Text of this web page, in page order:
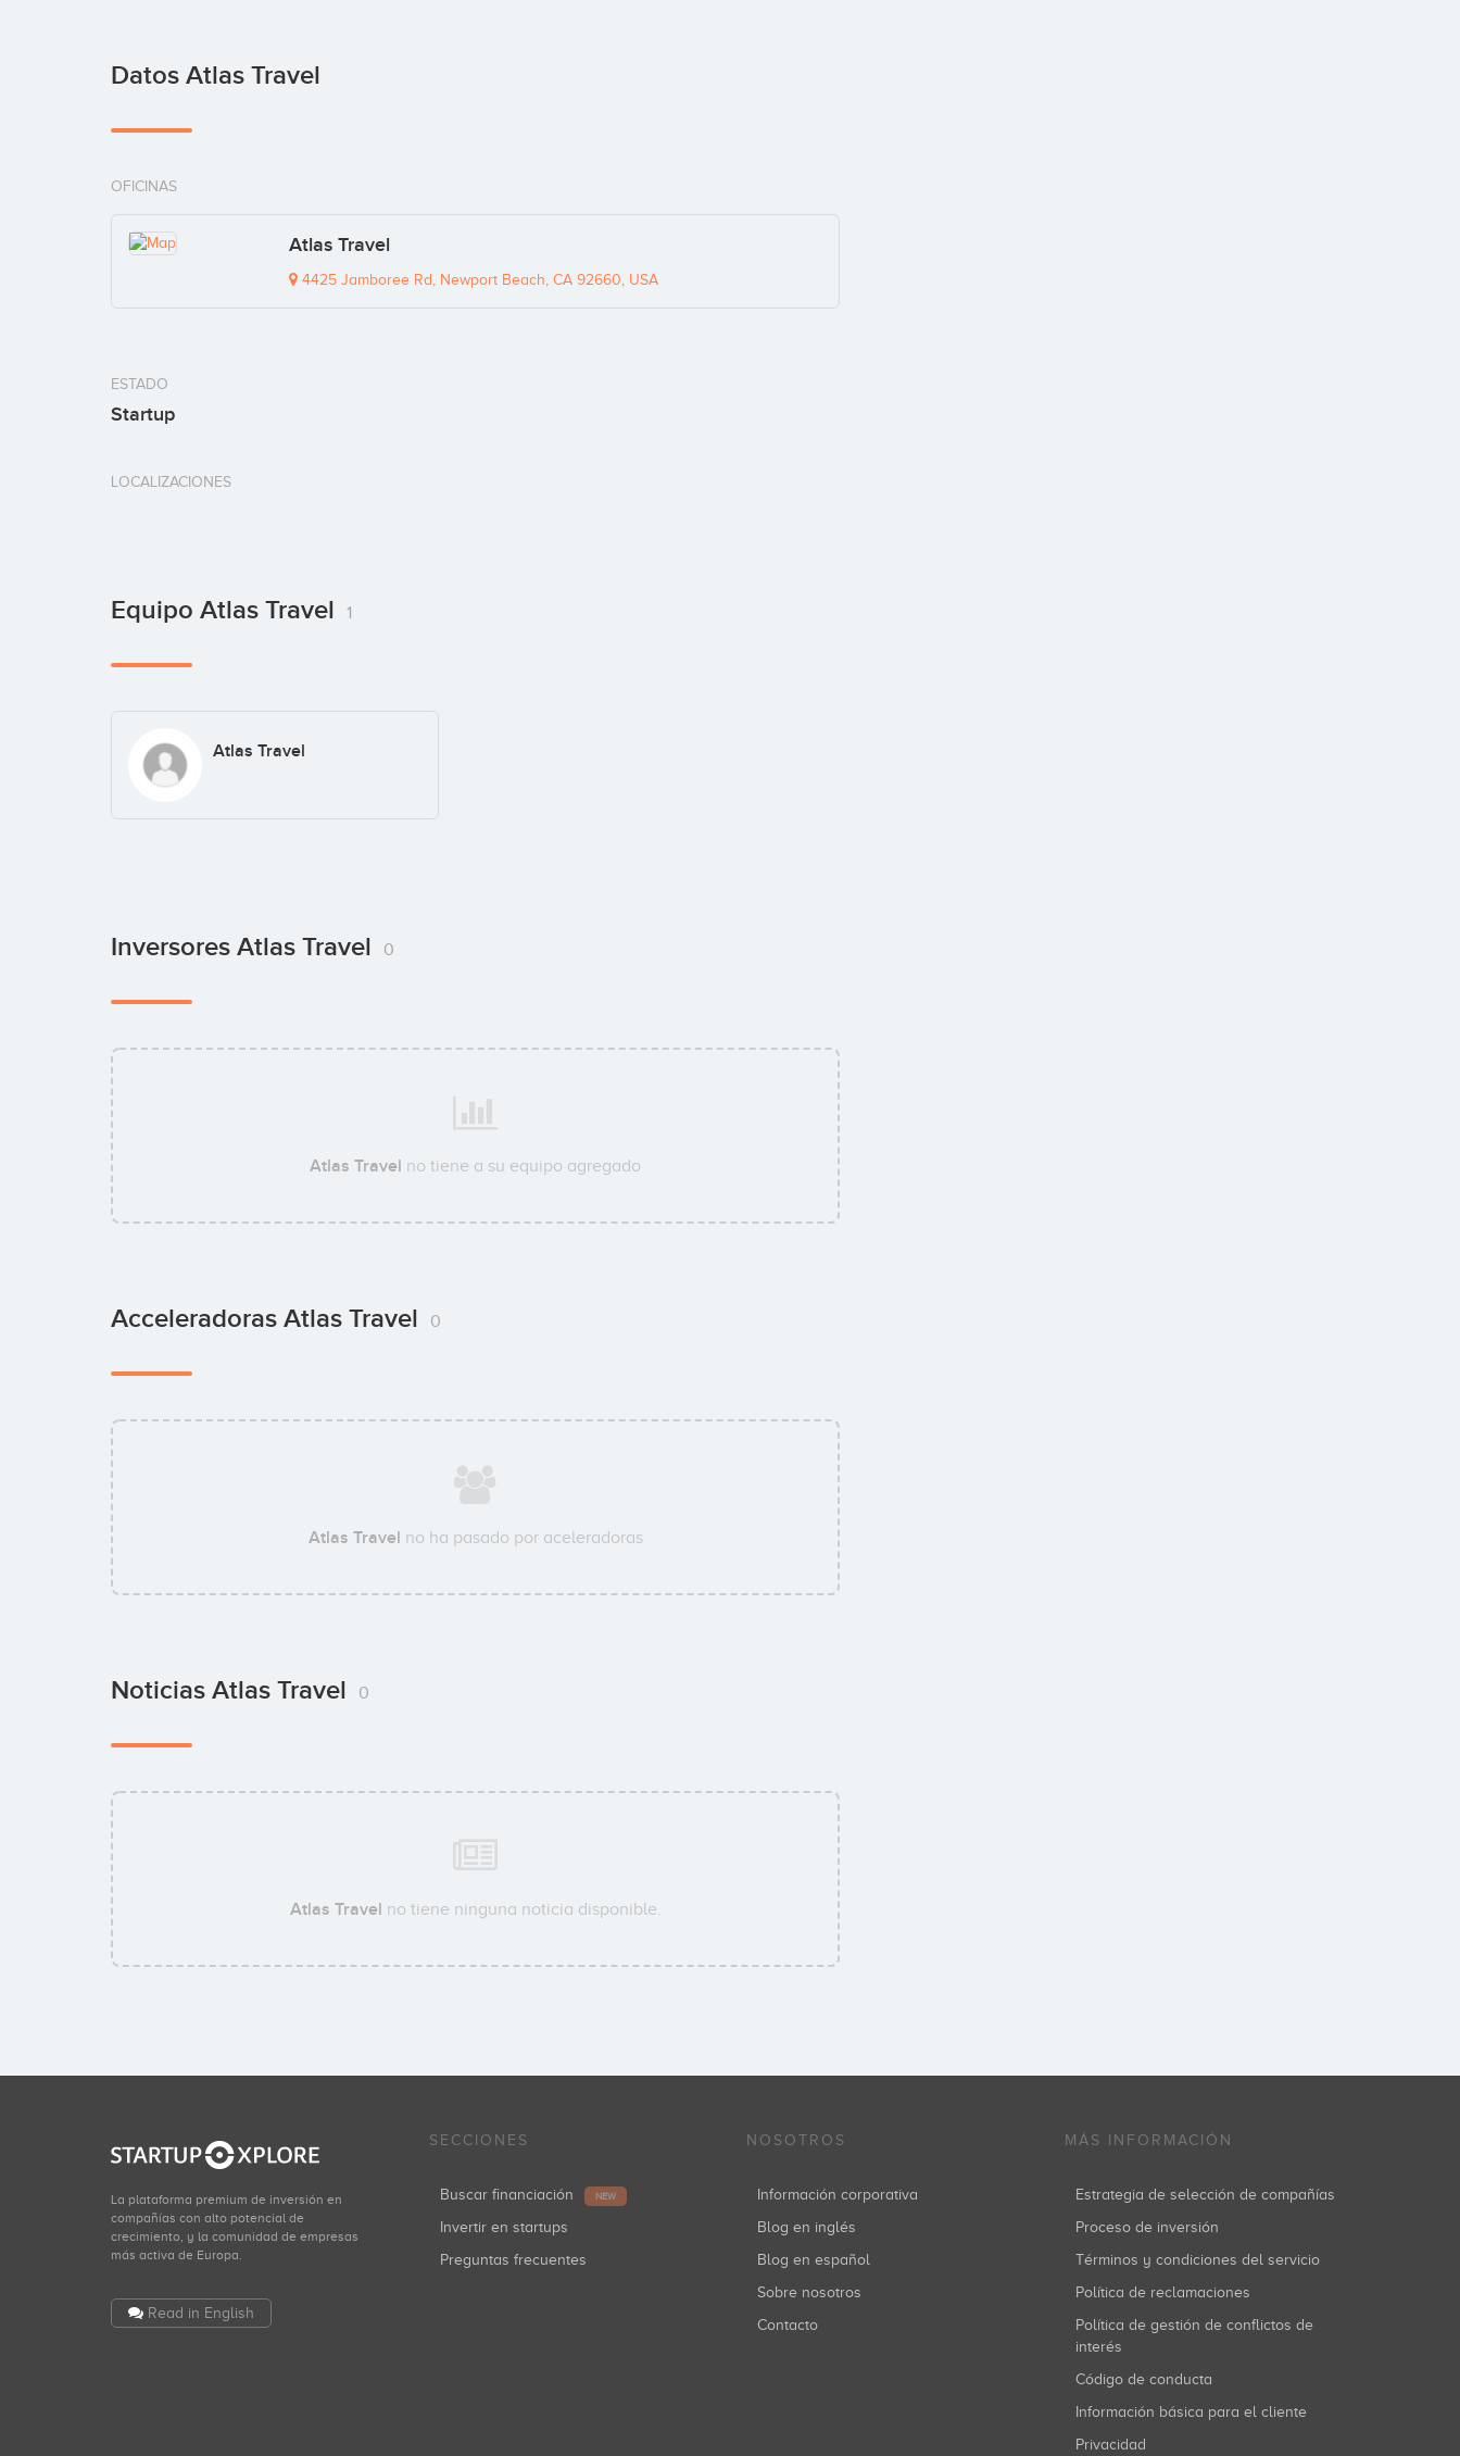
Datos Atlas Travel
OFICINAS
Atlas Travel
4425 Jamboree Rd, Newport Beach, CA 92660, USA
ESTADO
Startup
LOCALIZACIONES
Equipo Atlas Travel 1
Atlas Travel
Inversores Atlas Travel 0
Atlas Travel no tiene a su equipo agregado
Acceleradoras Atlas Travel 0
Atlas Travel no ha pasado por aceleradoras
Noticias Atlas Travel 0
Atlas Travel no tiene ninguna noticia disponible.
La plataforma premium de inversión en
compañías con alto potencial de
crecimiento, y la comunidad de empresas
más activa de Europa.
Read in English
SECCIONES
Buscar financiación NEW
Invertir en startups
Preguntas frecuentes
NOSOTROS
Información corporativa
Blog en inglés
Blog en español
Sobre nosotros
Contacto
MÁS INFORMACIÓN
Estrategia de selección de compañías
Proceso de inversión
Términos y condiciones del servicio
Política de reclamaciones
Política de gestión de conflictos de
interés
Código de conducta
Información básica para el cliente
Privacidad